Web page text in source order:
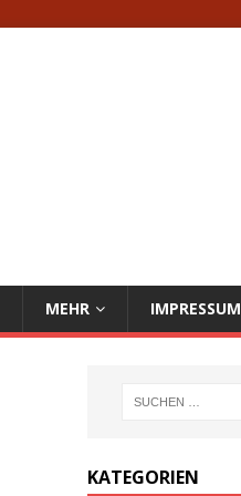
MEHR IMPRESSUM
KATEGORIEN